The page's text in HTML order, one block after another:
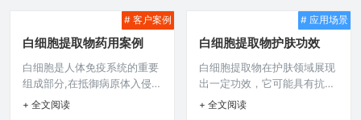
# 客户案例
白细胞提取物药用案例
白细胞是人体免疫系统的重要
组成部分,在抵御病原体入侵等
方面发挥着关键作用，随着医
+ 全文阅读
# 应用场景
白细胞提取物护肤功效
白细胞提取物在护肤领域展现
出一定功效，它可能具有抗氧
化作用，能抵御自由基对肌肤
+ 全文阅读